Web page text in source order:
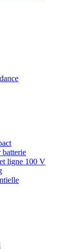
batterie
ligne 100 V